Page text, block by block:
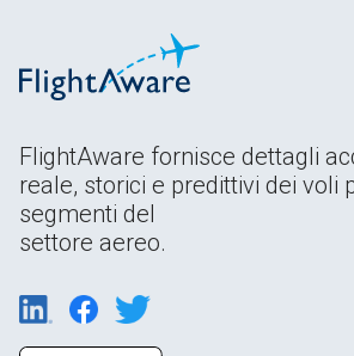
FlightAware fornisce dettagli
reale, storici e predittivi dei voli
segmenti del
settore aereo.